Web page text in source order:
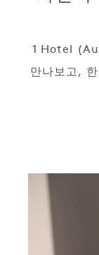
1 Hotel
만나보고,